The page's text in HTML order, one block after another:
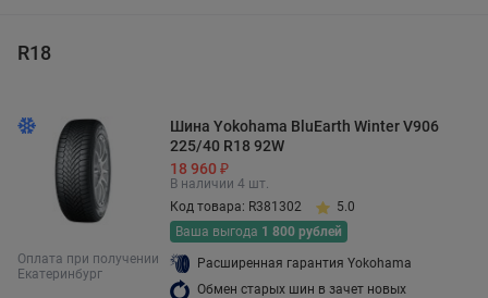
R18
Оплата при получении
Екатеринбург
Шина Yokohama BluEarth Winter V906
225/40 R18 92W
18 960 ₽
В наличии 4 шт.
Код товара: R381302
5.0
Ваша выгода 1 800 рублей
Расширенная гарантия Yokohama
Обмен старых шин в зачет новых